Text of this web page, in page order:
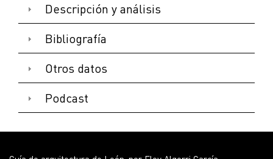
FACHADAS A PZ. STO. DOMINGO Y C/ PADRE ISLA
Descripción y análisis
Bibliografía
Otros datos
Podcast